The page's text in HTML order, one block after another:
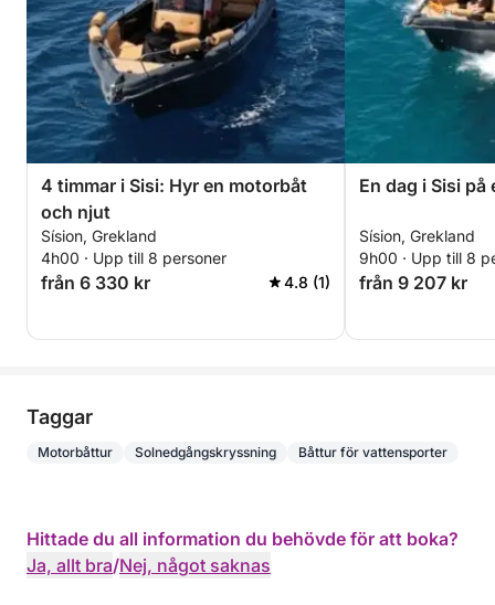
4 timmar i Sisi: Hyr en motorbåt
och njut
Sísion, Grekland
4h00 · Upp till 8 personer
från 6 330 kr 4.8 (1)
En dag i Sisi
Sísion, Grekland
9h00 · Upp till 8
från 9 207 kr
Taggar
Motorbåttur Solnedgångskryssning Båttur för vattensporter
Hittade du all information du behövde för att boka?
Ja, allt bra/Nej, något saknas